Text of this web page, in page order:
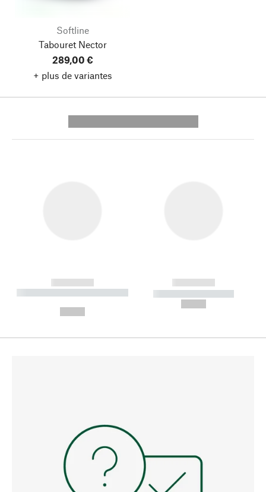
Softline
Tabouret Nector
289,00 €
+ plus de variantes
------------
----------- ----------- --------
------------
----------- -----------